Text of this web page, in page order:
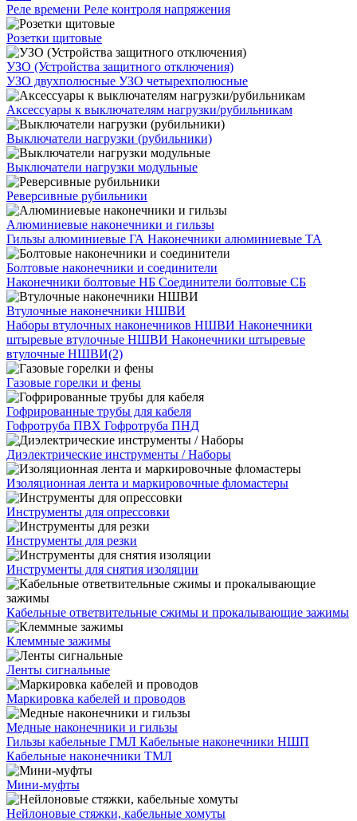
Реле времени Реле контроля напряжения
Розетки щитовые
УЗО (Устройства защитного отключения)
УЗО двухполюсные УЗО четырехполюсные
Аксессуары к выключателям нагрузки/рубильникам
Выключатели нагрузки (рубильники)
Выключатели нагрузки модульные
Реверсивные рубильники
Алюминиевые наконечники и гильзы
Гильзы алюминиевые ГА Наконечники алюминиевые ТА
Болтовые наконечники и соединители
Наконечники болтовые НБ Соединители болтовые СБ
Втулочные наконечники НШВИ
Наборы втулочных наконечников НШВИ Наконечники
штыревые втулочные НШВИ Наконечники штыревые
втулочные НШВИ(2)
Газовые горелки и фены
Гофрированные трубы для кабеля
Гофротруба ПВХ Гофротруба ПНД
Диэлектрические инструменты / Наборы
Изоляционная лента и маркировочные фломастеры
Инструменты для опрессовки
Инструменты для резки
Инструменты для снятия изоляции
Кабельные ответвительные сжимы и прокалывающие зажимы
Клеммные зажимы
Ленты сигнальные
Маркировка кабелей и проводов
Медные наконечники и гильзы
Гильзы кабельные ГМЛ Кабельные наконечники НШП
Кабельные наконечники ТМЛ
Мини-муфты
Нейлоновые стяжки, кабельные хомуты